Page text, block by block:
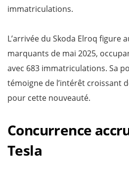
immatriculations.
L’arrivée du Skoda Elroq figure
marquants de mai 2025,
avec 683 immatriculations. Sa
témoigne de l’intérêt croissant
pour cette nouveauté.
Concurrence
Tesla